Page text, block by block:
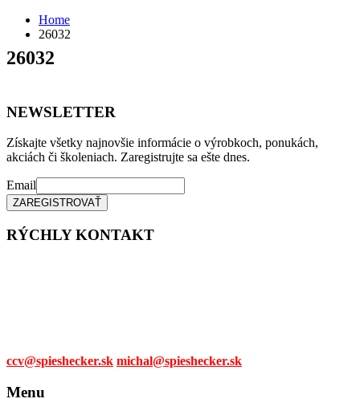
Home
26032
26032
NEWSLETTER
Získajte všetky najnovšie informácie o výrobkoch, ponukách,
akciách či školeniach. Zaregistrujte sa ešte dnes.
Email
RÝCHLY KONTAKT
ccv@spieshecker.sk michal@spieshecker.sk
Menu